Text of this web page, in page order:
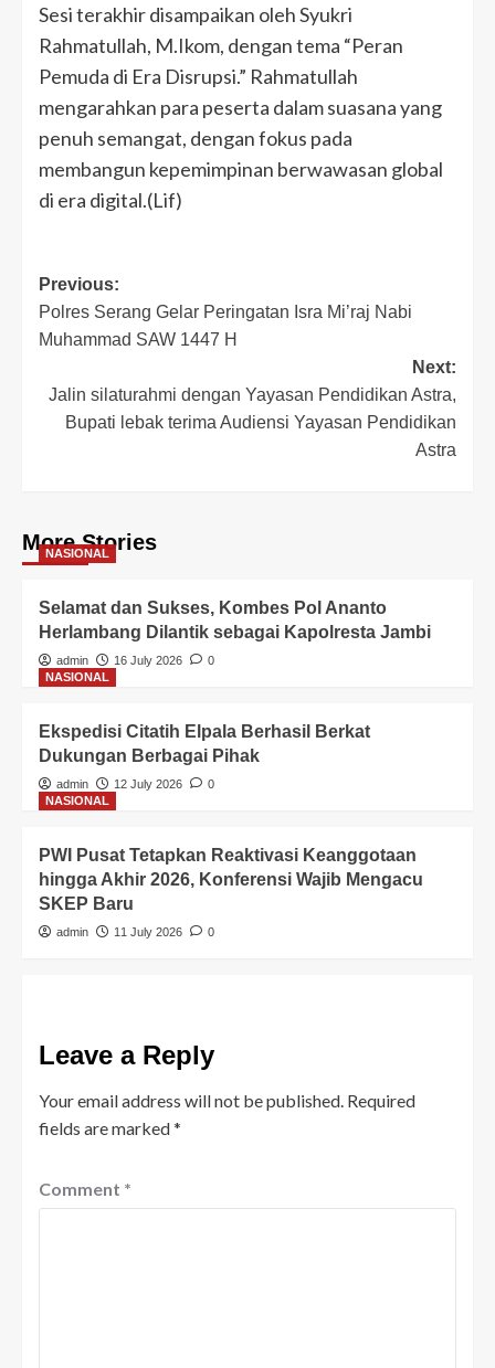
Sesi terakhir disampaikan oleh Syukri
Rahmatullah, M.Ikom, dengan tema “Peran
Pemuda di Era Disrupsi.” Rahmatullah
mengarahkan para peserta dalam suasana yang
penuh semangat, dengan fokus pada
membangun kepemimpinan berwawasan global
di era digital.(Lif)
Post
navigation
Previous:
Polres Serang Gelar Peringatan Isra Mi’raj Nabi
Muhammad SAW 1447 H
Next:
Jalin silaturahmi dengan Yayasan Pendidikan Astra,
Bupati lebak terima Audiensi Yayasan Pendidikan
Astra
More Stories
NASIONAL
Selamat dan Sukses, Kombes Pol Ananto
Herlambang Dilantik sebagai Kapolresta Jambi
admin 16 July 2026
0
NASIONAL
Ekspedisi Citatih Elpala Berhasil Berkat
Dukungan Berbagai Pihak
admin 12 July 2026
0
NASIONAL
PWI Pusat Tetapkan Reaktivasi Keanggotaan
hingga Akhir 2026, Konferensi Wajib Mengacu
SKEP Baru
admin 11 July 2026 0
Leave a Reply
Your email address will not be published. Required
fields are marked*
Comment *